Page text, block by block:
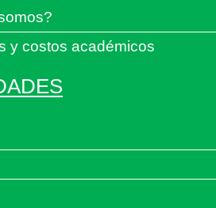
y costos académicos